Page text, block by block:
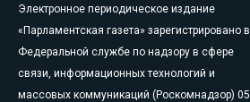
Электронное периодическое издание
«Парламентская газета» зарегистрировано в
Федеральной службе по надзору в сфере
связи, информационных технологий и
массовых коммуникаций (Роскомнадзор) 05